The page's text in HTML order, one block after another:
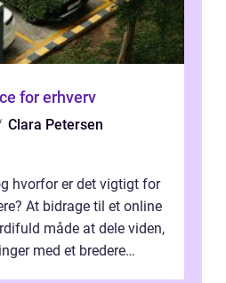
for erhverv
Clara Petersen
hvorfor er det vigtigt for
At bidrage til et online
måde at dele viden,
med et bredere